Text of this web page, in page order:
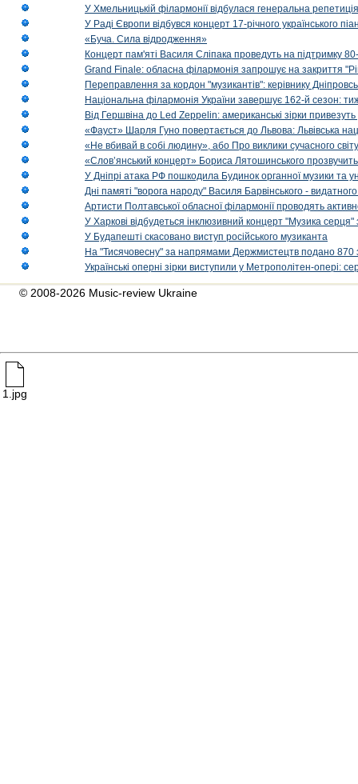
У Хмельницькій філармонії відбулася генеральна
У Раді Європи відбувся концерт 17-річного українського
«Буча. Сила відродження»
Концерт пам'яті Василя Сліпака проведуть на підтримку
Grand Finale: обласна філармонія запрошує на закриття
Переправлення за кордон "музикантів": керівнику
Національна філармонія України завершує 162-й сезон:
Від Гершвіна до Led Zeppelin: американські зірки
«Фауст» Шарля Гуно повертається до Львова: Львівська
«Не вбивай в собі людину», або Про виклики сучасного світу
«Слов’янський концерт» Бориса Лятошинського
У Дніпрі атака РФ пошкодила Будинок органної музики та
Дні памяті "ворога народу" Василя Барвінського -
Артисти Полтавської обласної філармонії проводять
У Харкові відбудеться інклюзивний концерт "Музика
У Будапешті скасовано виступ російського музиканта
На "Тисячовесну" за напрямами Держмистецтв подано 870
Українські оперні зірки виступили у Метрополітен-опері:
© 2008-2026 Music-review Ukraine
1.jpg